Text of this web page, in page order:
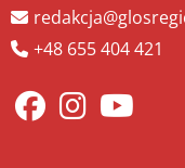
+48 655 404 421